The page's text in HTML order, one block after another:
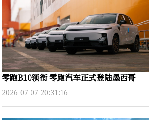
零跑B10领衔 零跑汽车正式登陆墨西哥
2026-07-07 20:31:16